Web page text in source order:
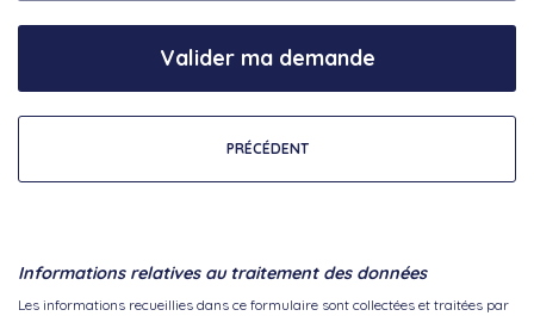
PRÉCÉDENT
Valider ma demande
Informations relatives au traitement des données
Les informations recueillies dans ce formulaire sont collectées et traitées par